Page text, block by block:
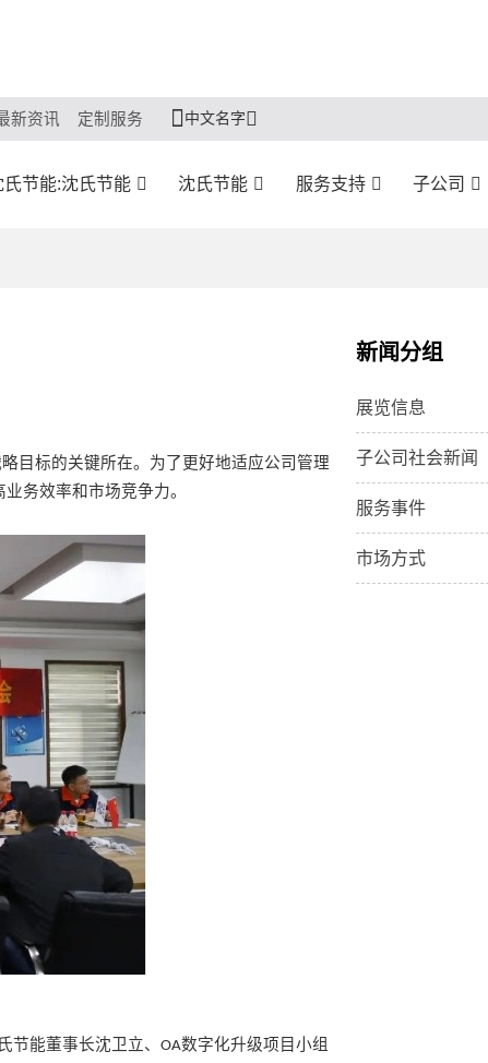
新资讯 定制服务 中文名字
氏节能:沈氏节能 沈氏节能 服务支持 子公司
目标的关键所在。为了更好地适应公司管理
务效率和市场竞争力。
节能董事长沈卫立、 OA数字化升级项目小组
新闻分组
展览信息
子公司社会新闻
服务事件
市场方式